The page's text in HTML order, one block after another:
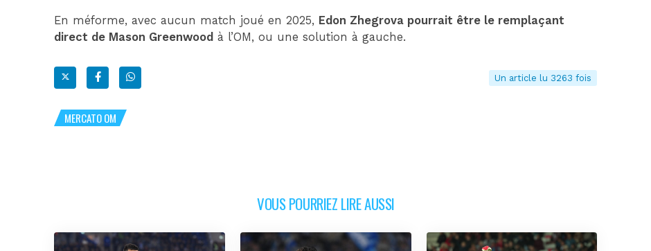
En méforme, avec aucun match joué en 2025, Edon Zhegrova pourrait être le remplaçant
direct de Mason Greenwood à l’OM, ou une solution à gauche.
Un article lu 3263 fois
MERCATO OM
VOUS POURRIEZ LIRE AUSSI